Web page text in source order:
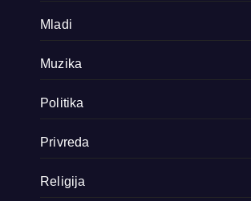
Mladi
Muzika
Politika
Privreda
Religija